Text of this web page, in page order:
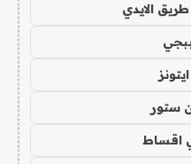
الايدي
ستور
اقساط